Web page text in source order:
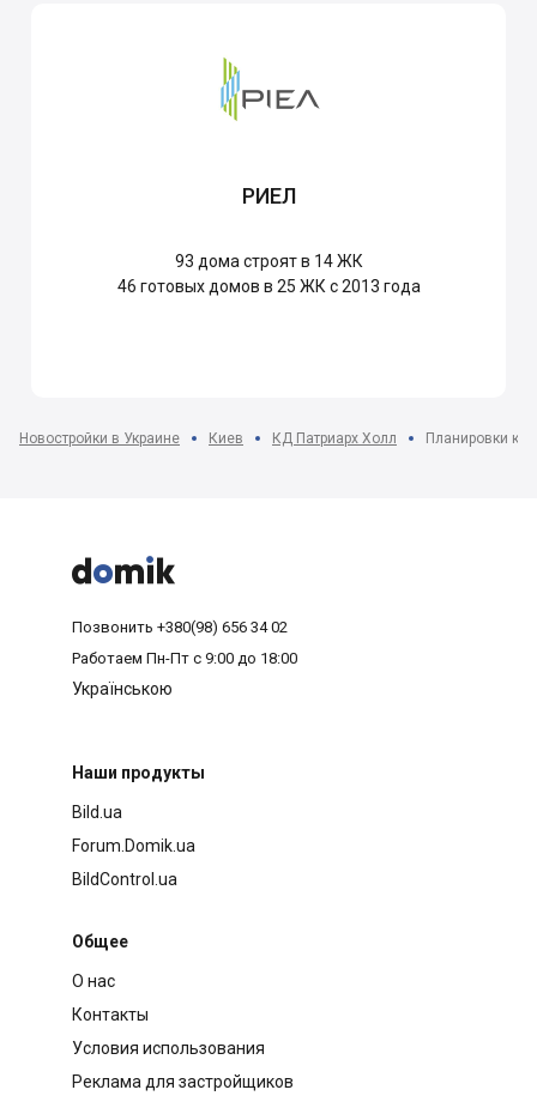
РИЕЛ
93 дома строят в 14 ЖК
46 готовых домов в 25 ЖК с 2013 года
Новостройки в Украине Киев КД Патриарх Холл Планировки



Позвонить +380(98) 656 34 02
Работаем Пн-Пт с 9:00 до 18:00
Українською
Наши продукты
Bild.ua
Forum.Domik.ua
BildControl.ua
Общее
О нас
Контакты
Условия использования
Реклама для застройщиков